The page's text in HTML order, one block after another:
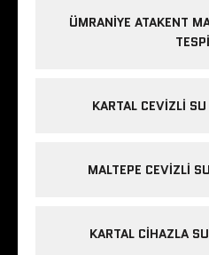
ÜMRANIYE ATAKENT
KARTAL CEVIZLI
MALTEPE CEVIZLI
KARTAL CIHAZLA